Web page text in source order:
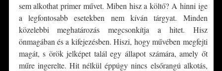
sem alkothat primer művet. Miben hisz a költő? A hinni ige
a legfontosabb esetekben nem kíván tárgyat. Minden
közelebbi meghatározás megcsonkítja a hitet. Hisz
önmagában és a kifejezésben. Hiszi, hogy művében megfejti
magát, s örök jelképet talál egy állapot számára, amely őt
műre ingerelte. Hit nélkül éppúgy nincs elsőrangú alkotás,